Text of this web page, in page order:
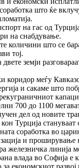
што ќе
на гас од
на снабдување.
количини што се
тој.
земји
коридор меѓу
и сакаме што
700 до 1100
дел од
Турција
соработка во
и
железничка линија
влада во Софија е
економскиот